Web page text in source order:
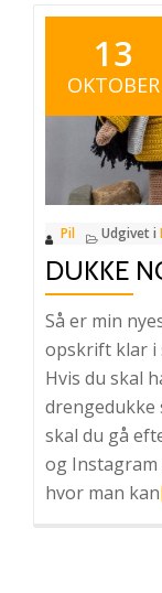
13
OKTOBER
Pil Udgivet i
DUKKE
Så er min
opskrift klar i
Hvis du skal
drengedukke
skal du gå
og
hvor man kan